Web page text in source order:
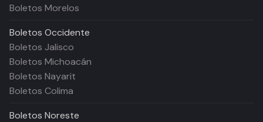
Boletos Morelos
Boletos Occidente
Boletos Jalisco
Boletos Michoacán
Boletos Nayarit
Boletos Colima
Boletos Noreste